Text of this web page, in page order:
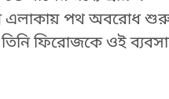
এলাকায় পথ অবরোধ
ফিরোজকে ওই